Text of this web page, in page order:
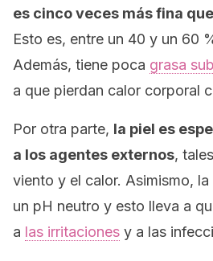
es cinco veces más fina
Esto es, entre un 40 y un 60
Además, tiene poca grasa
a que pierdan calor corporal
Por otra parte, la piel es
a los agentes externos,
viento y el calor. Asimismo,
un pH neutro y esto lleva a
a las irritaciones y a las